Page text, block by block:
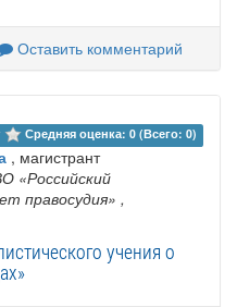
Оставить комментарий
Средняя оценка: 0 (Всего: 0)
, магистрант
«Российский
правосудия» ,
учения о